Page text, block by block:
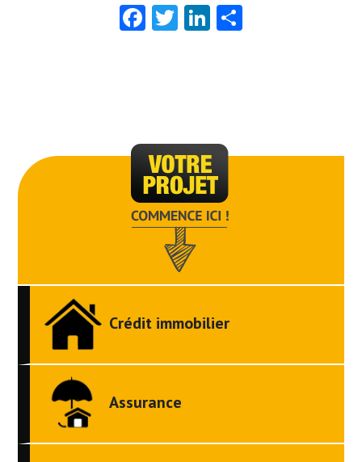
Facebook
TwitterLinkedIn
Crédit immobilier
Assurance